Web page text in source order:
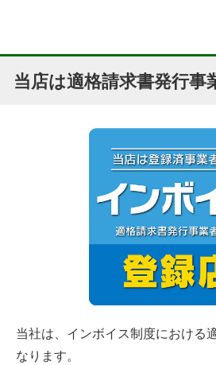
当店は適格請求書発行事
当社は、インボイス制度における
なります。